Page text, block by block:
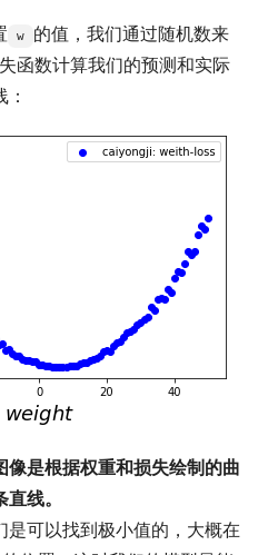
w
的值，我们通过随机数来
函数计算我们的预测和实际
是根据权重和损失绘制的曲
线。
可以找到极小值的，大概在